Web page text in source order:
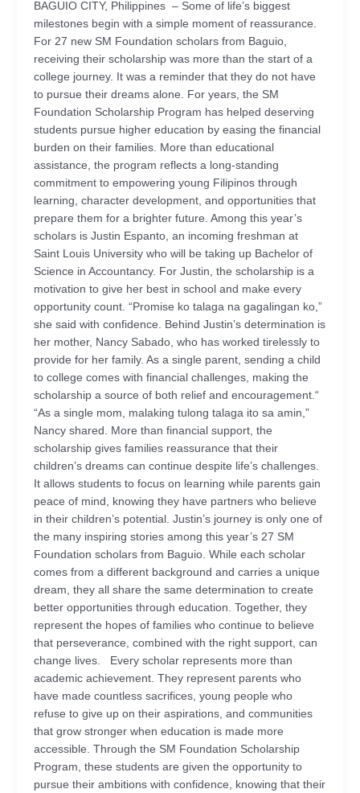
BAGUIO CITY, Philippines – Some of life’s biggest
milestones begin with a simple moment of reassurance.
For 27 new SM Foundation scholars from Baguio,
receiving their scholarship was more than the start of a
college journey. It was a reminder that they do not have
to pursue their dreams alone. For years, the SM
Foundation Scholarship Program has helped deserving
students pursue higher education by easing the financial
burden on their families. More than educational
assistance, the program reflects a long-standing
commitment to empowering young Filipinos through
learning, character development, and opportunities that
prepare them for a brighter future. Among this year’s
scholars is Justin Espanto, an incoming freshman at
Saint Louis University who will be taking up Bachelor of
Science in Accountancy. For Justin, the scholarship is a
motivation to give her best in school and make every
opportunity count. “Promise ko talaga na gagalingan ko,”
she said with confidence. Behind Justin’s determination is
her mother, Nancy Sabado, who has worked tirelessly to
provide for her family. As a single parent, sending a child
to college comes with financial challenges, making the
scholarship a source of both relief and encouragement.“
“As a single mom, malaking tulong talaga ito sa amin,”
Nancy shared. More than financial support, the
scholarship gives families reassurance that their
children’s dreams can continue despite life’s challenges.
It allows students to focus on learning while parents gain
peace of mind, knowing they have partners who believe
in their children’s potential. Justin’s journey is only one of
the many inspiring stories among this year’s 27 SM
Foundation scholars from Baguio. While each scholar
comes from a different background and carries a unique
dream, they all share the same determination to create
better opportunities through education. Together, they
represent the hopes of families who continue to believe
that perseverance, combined with the right support, can
change lives. Every scholar represents more than
academic achievement. They represent parents who
have made countless sacrifices, young people who
refuse to give up on their aspirations, and communities
that grow stronger when education is made more
accessible. Through the SM Foundation Scholarship
Program, these students are given the opportunity to
pursue their ambitions with confidence, knowing that their